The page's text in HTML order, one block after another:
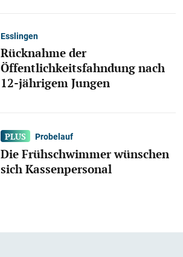
Esslingen
Rücknahme der
Öffentlichkeitsfahndung nach
12-jährigem Jungen
Probelauf
Die Frühschwimmer wünschen
sich Kassenpersonal